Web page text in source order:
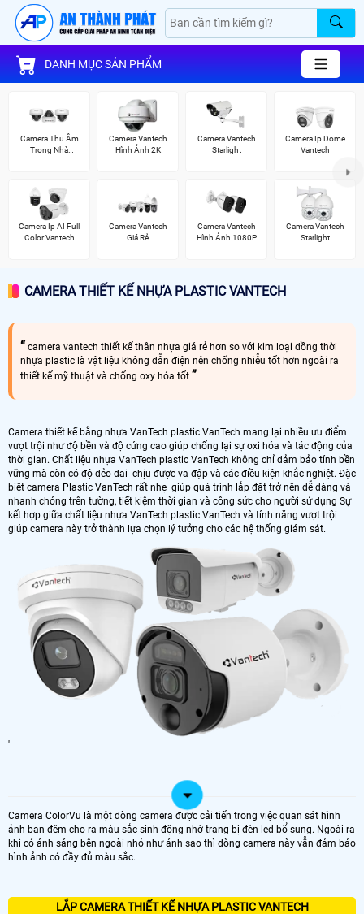
DANH MỤC SẢN PHẨM
Camera Thu Âm
Trong Nhà
Camera Vantech
Hình Ảnh 2K
Camera Vantech
Starlight
Camera Ip Dome
Vantech
Camera Ip AI Full
Color Vantech
Camera Vantech
Giá Rẻ
Camera Vantech
Hình Ảnh 1080P
Camera Vantech
Starlight
CAMERA THIẾT KẾ NHỰA PLASTIC VANTECH
camera vantech thiết kế thân nhựa giá rẻ hơn so với kim loại đồng thời
nhựa plastic là vật liệu không dẫn điện nên chống nhiễu tốt hơn ngoài ra
thiết kế mỹ thuật và chống oxy hóa tốt
Camera thiết kế bằng nhựa VanTech plastic VanTech mang lại nhiều ưu điểm
vượt trội như độ bền và độ cứng cao giúp chống lại sự oxi hóa và tác động của
thời gian. Chất liệu nhựa VanTech plastic VanTech không chỉ đảm bảo tính bền
vững mà còn có độ dẻo dai chịu được va đập và các điều kiện khắc nghiệt. Đặc
biệt camera Plastic VanTech rất nhẹ giúp quá trình lắp đặt trở nên dễ dàng và
nhanh chóng trên tường, tiết kiệm thời gian và công sức cho người sử dụng Sự
kết hợp giữa chất liệu nhựa VanTech plastic VanTech và tính năng vượt trội
giúp camera này trở thành lựa chọn lý tưởng cho các hệ thống giám sát.
'
Camera ColorVu là một dòng camera được cải tiến trong việc quan sát hình
ảnh ban đêm cho ra màu sắc sinh động nhờ trang bị đèn led bổ sung. Ngoài ra
khi có ánh sáng bên ngoài nhỏ như ánh sao thì dòng camera này vẫn đảm bảo
hình ảnh có đầy đủ màu sắc.
LẮP CAMERA THIẾT KẾ NHỰA PLASTIC VANTECH